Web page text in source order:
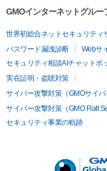
GMOインターネットグル
世界初総合ネットセキュリティ
パスワード漏洩診断
Webサ
セキュリティ相談AIチャットボ
実在証明・盗聴対策
サイバー攻撃対策（GMOサイバ
サイバー攻撃対策（GMO Flatt
セキュリティ事業の軌跡